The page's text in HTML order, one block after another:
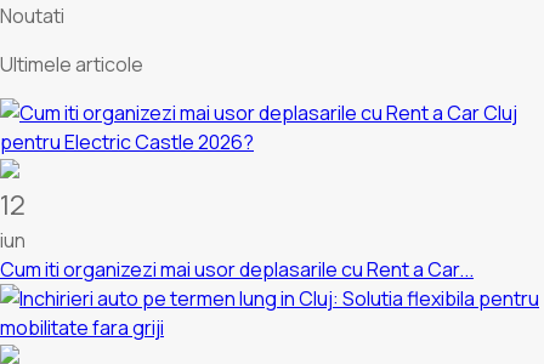
Noutati
Ultimelearticole
12
iun
Cum iti organizezi mai usor deplasarile cu Rent a Car...